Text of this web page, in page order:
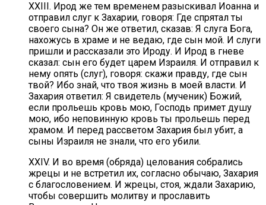
XXIII. Ирод же тем временем разыскивал Иоанна и
отправил слуг к Захарии, говоря: Где спрятал ты
своего сына? Он же ответил, сказав: Я слуга Бога,
нахожусь в храме и не ведаю, где сын мой. И слуги
пришли и рассказали это Ироду. И Ирод в гневе
сказал: сын его будет царем Израиля. И отправил к
нему опять (слуг), говоря: скажи правду, где сын
твой? Ибо знай, что твоя жизнь в моей власти. И
Захария ответил: Я свидетель (мученик) Божий,
если прольешь кровь мою, Господь примет душу
мою, ибо неповинную кровь ты прольешь перед
храмом. И перед рассветом Захария был убит, а
сыны Израиля не знали, что его убили.
XXIV. И во время (обряда) целования собрались
жрецы и не встретил их, согласно обычаю, Захария
с благословением. И жрецы, стоя, ждали Захарию,
чтобы совершить молитву и прославить